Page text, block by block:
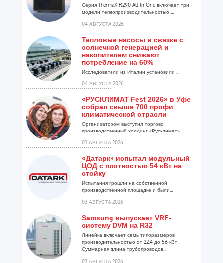
Серия ThermaX R290 All-In-One включает три
модели теплопроизводительностью ...
04 АВГУСТА 2026
Тепловые насосы в связке с
солнечной генерацией и
накопителем снижают
потребление на 60%
Исследователи из Италии установили ...
04 АВГУСТА 2026
«РУСКЛИМАТ Fest 2026» в Уфе
собрал свыше 700 профи
климатической отрасли
Организатором выступил торгово-
производственный холдинг «Русклимат»...
03 АВГУСТА 2026
«Датарк» испытал модульный
ЦОД с плотностью 54 кВт на
стойку
Испытания прошли на собственной
производственной площадке и были...
03 АВГУСТА 2026
Samsung выпускает VRF-
систему DVM на R32
Линейка включает семь типоразмеров
производительностью от 22,4 до 56 кВт.
Суммарная длина трубопроводов...
03 АВГУСТА 2026